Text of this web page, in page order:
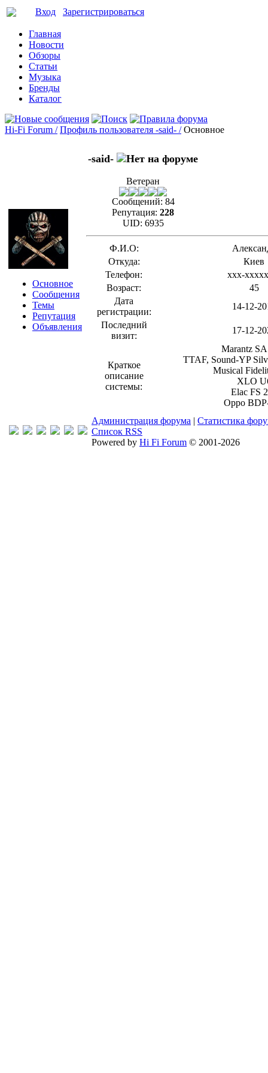
Вход Зарегистрироваться
Главная
Новости
Обзоры
Статьи
Музыка
Бренды
Каталог
Hi-Fi Forum / Профиль пользователя -said- / Основное
Основное
Сообщения
Темы
Репутация
Объявления
-said-
Ветеран
Сообщений: 84
Репутация: 228
UID: 6935
Ф.И.О:
Откуда:
Киев
Телефон:
xxx-
Возраст:
45
Дата
регистрации:
14-12-
Последний
визит:
17-12-
Краткое
описание
системы:
Marantz
TTAF, Sound-YP
Musical
XLO
Elac FS
Oppo
Администрация форума | Статистика
Список RSS
Powered by Hi Fi Forum © 2001-2026